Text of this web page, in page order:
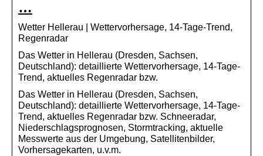
…
Wetter Hellerau | Wettervorhersage, 14-Tage-Trend,
Regenradar
Das Wetter in Hellerau (Dresden, Sachsen,
Deutschland): detaillierte Wettervorhersage, 14-Tage-
Trend, aktuelles Regenradar bzw.
Das Wetter in Hellerau (Dresden, Sachsen,
Deutschland): detaillierte Wettervorhersage, 14-Tage-
Trend, aktuelles Regenradar bzw. Schneeradar,
Niederschlagsprognosen, Stormtracking, aktuelle
Messwerte aus der Umgebung, Satellitenbilder,
Vorhersagekarten, u.v.m.